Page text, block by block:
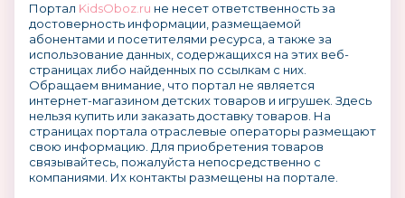
Портал KidsOboz.ru не несет ответственность за
достоверность информации, размещаемой
абонентами и посетителями ресурса, а также за
использование данных, содержащихся на этих веб-
страницах либо найденных по ссылкам с них.
Обращаем внимание, что портал не является
интернет-магазином детских товаров и игрушек. Здесь
нельзя купить или заказать доставку товаров. На
страницах портала отраслевые операторы размещают
свою информацию. Для приобретения товаров
связывайтесь, пожалуйста непосредственно с
компаниями. Их контакты размещены на портале.